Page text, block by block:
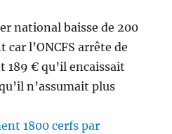
national baisse de 200
l’ONCFS arrête de
€ qu’il encaissait
n’assumait plus
1800 cerfs par